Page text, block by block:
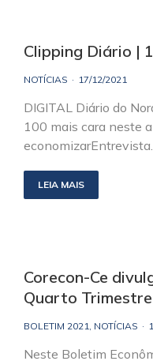
Clipping Diário |
NOTÍCIAS 17/12/2021
DIGITAL Diário do
100 mais cara neste
LEIA MAIS
Corecon-Ce
Quarto
BOLETIM 2021, NOTÍCIAS
Neste Boletim